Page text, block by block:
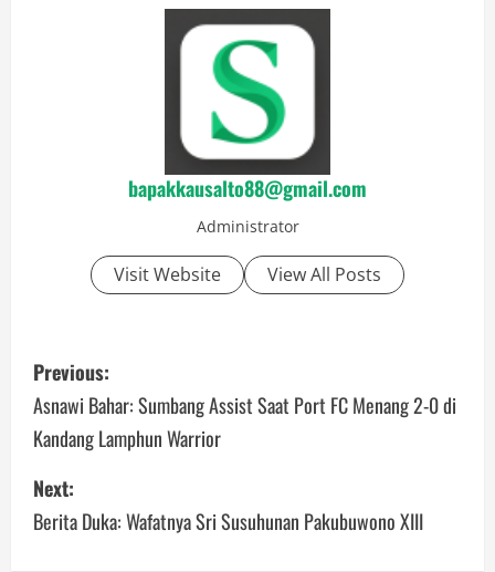
bapakkausalto88@gmail.com
Administrator
Visit Website View All Posts
P
o
s
t
n
Previous:
Asnawi Bahar: Sumbang Assist Saat Port FC Menang 2-0 di
Kandang Lamphun Warrior
Next:
Berita Duka: Wafatnya Sri Susuhunan Pakubuwono XIII